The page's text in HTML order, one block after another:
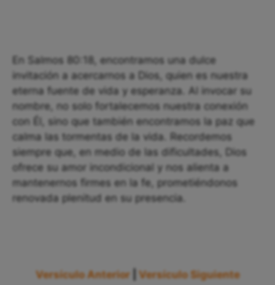
En Salmos 80:18, encontramos una dulce
invitación a acercarnos a Dios, quien es nuestra
eterna fuente de vida y esperanza. Al invocar su
nombre, no solo fortalecemos nuestra conexión
con Él, sino que también encontramos la paz que
calma las tormentas de la vida. Recordemos
siempre que, en medio de las dificultades, Dios
ofrece su amor incondicional y nos alienta a
mantenernos firmes en la fe, prometiéndonos
renovada plenitud en su presencia.
Versículo Anterior Versículo Siguiente